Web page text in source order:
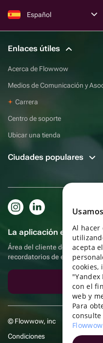
Español
Enlaces útiles
Acerca de Flowwow
Medios de Comunicación y
Carrera
Centro de soporte
Ubicar una tienda
Ciudades populares
La aplicación es aún
Área del cliente del
recordatorios de eventos
© Flowwow, inc
Condiciones
Al hacer
acepta
cookies,
con el
web y
Para
consulte
Flowwow